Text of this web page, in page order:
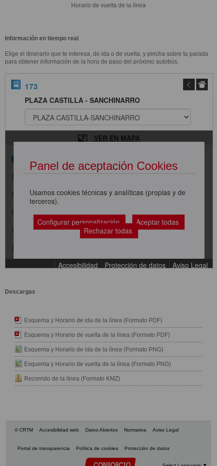
Horario de vuelta de la línea
Información en tiempo real
Elige el itinerario que te interesa, de ida o de vuelta, y pincha sobre tu parada
para obtener información de la hora de paso del próximo autobús.
Descargas
Esquema y Horario de ida de la línea (Formato PDF)
Esquema y Horario de vuelta de la línea (Formato PDF)
Esquema y Horario de ida de la línea (Formato PNG)
Esquema y Horario de vuelta de la línea (Formato PNG)
Recorrido de la línea (Formato KMZ)
© CRTM Accesibilidad web Datos Abiertos Normativa Aviso Legal
Portal de transparencia Política de cookies Protección de datos